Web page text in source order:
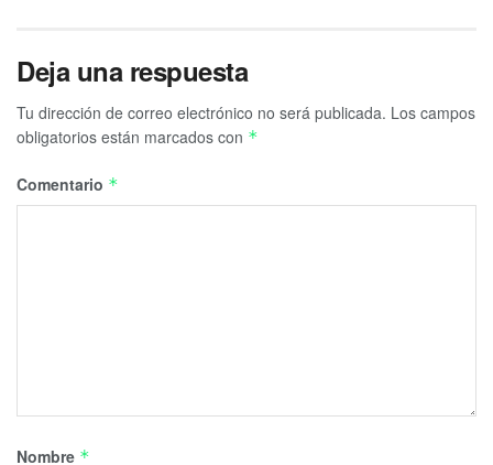
Deja una respuesta
Tu dirección de correo electrónico no será publicada. Los campos
obligatorios están marcados con *
Comentario *
Nombre *